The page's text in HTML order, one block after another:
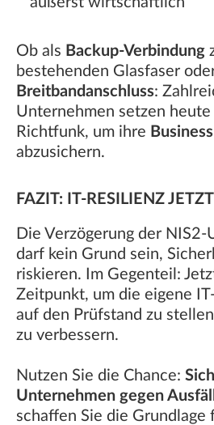
Ob als Backup-Verbindung
bestehenden Glasfaser
Breitbandanschluss:
Unternehmen setzen
Richtfunk, um ihre
abzusichern.
FAZIT: IT-RESILIENZ
Die Verzögerung der NIS2-
darf kein Grund sein,
riskieren. Im Gegenteil:
Zeitpunkt, um die eigene
auf den Prüfstand zu
zu verbessern.
Nutzen Sie die Chance:
Unternehmen gegen
schaffen Sie die Grundlage